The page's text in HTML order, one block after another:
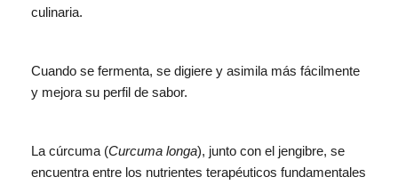
culinaria.
Cuando se fermenta, se digiere y asimila más fácilmente
y mejora su perfil de sabor.
La cúrcuma (Curcuma longa), junto con el jengibre, se
encuentra entre los nutrientes terapéuticos fundamentales